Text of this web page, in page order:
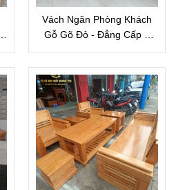
Vách Ngăn Phòng Khách
Gỗ Gõ Đỏ - Đẳng Cấp &